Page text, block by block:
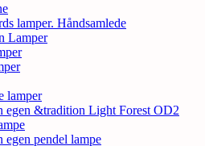
lamper. Håndsamlede
Lamper
lamper
egen &tradition Light Forest OD2
egen pendel lampe